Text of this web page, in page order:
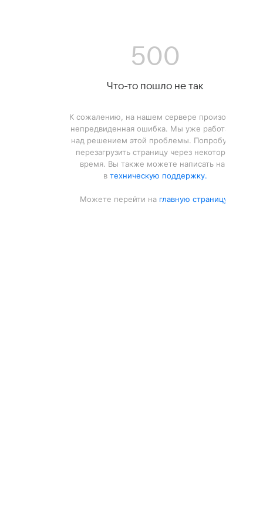
500
Что-то пошло не так
К сожалению, на нашем сервере произошла
непредвиденная ошибка. Мы уже работаем
над решением этой проблемы. Попробуйте
перезагрузить страницу через некоторое
время. Вы также можете написать нам
втехническую поддержку.
Можете перейти на главную страницу.